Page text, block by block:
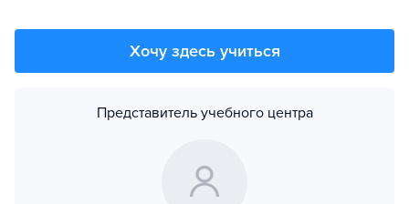
Хочу здесь учиться
Представитель учебного центра